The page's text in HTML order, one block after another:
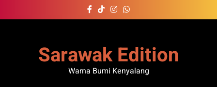
to
Sarawak Edition
Warna Bumi Kenyalang